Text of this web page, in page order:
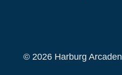
© 2026 Harburg Arcaden